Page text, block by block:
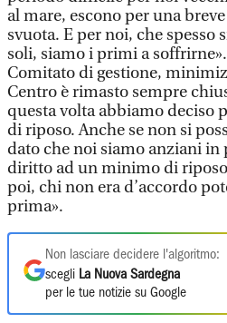
al mare, escono per una
svuota. E per noi, che spesso
soli, siamo i primi a
Comitato di gestione,
Centro è rimasto sempre
questa volta abbiamo deciso
di riposo. Anche se non si
dato che noi siamo anziani
diritto ad un minimo di riposo
poi, chi non era d’accordo
prima».
Non lasciare decidere l'algoritmo:
scegli La Nuova Sardegna
per le tue notizie su Google